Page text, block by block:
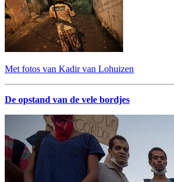
Met fotos van Kadir van Lohuizen
De opstand van de vele bordjes